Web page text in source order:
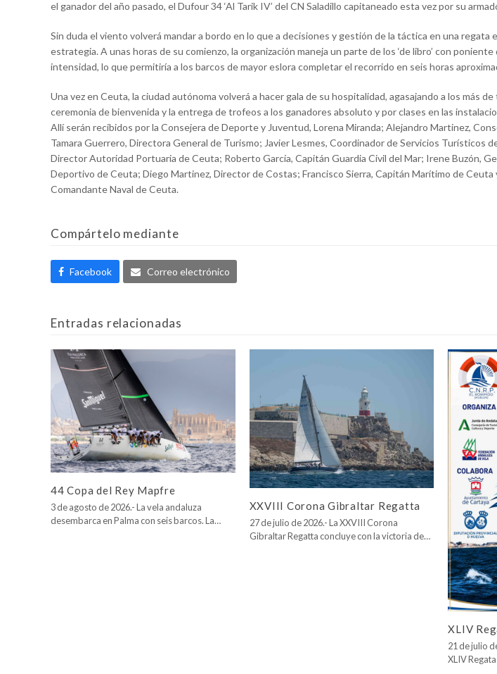
el ganador del año pasado, el Dufour 34 ‘Al Tarik IV’ del CN Saladillo capitaneado esta vez por su
Sin duda el viento volverá mandar a bordo en lo que a decisiones y gestión de la táctica en una regata
estrategia. A unas horas de su comienzo, la organización maneja un parte de los ‘de libro’ con
intensidad, lo que permitiría a los barcos de mayor eslora completar el recorrido en seis horas
Una vez en Ceuta, la ciudad autónoma volverá a hacer gala de su hospitalidad, agasajando a los más
ceremonia de bienvenida y la entrega de trofeos a los ganadores absoluto y por clases en las
Allí serán recibidos por la Consejera de Deporte y Juventud, Lorena Miranda; Alejandro Martinez,
Tamara Guerrero, Directora General de Turismo; Javier Lesmes, Coordinador de Servicios Turísticos
Director Autoridad Portuaria de Ceuta; Roberto García, Capitán Guardia Civil del Mar; Irene Buzón,
Deportivo de Ceuta; Diego Martinez, Director de Costas; Francisco Sierra, Capitán Marítimo de Ceuta
Comandante Naval de Ceuta.
Compártelo mediante
Facebook Correo electrónico
Entradas relacionadas
44 Copa del Rey Mapfre
3 de agosto de 2026.- La vela andaluza
desembarca en Palma con seis barcos. La…
XXVIII Corona Gibraltar Regatta
27 de julio de 2026.- La XXVIII Corona
Gibraltar Regatta concluye con la victoria de…
XLIV
21 de julio
XLIV